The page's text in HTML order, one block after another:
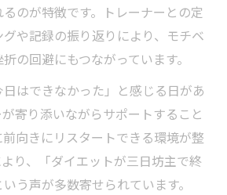
のが特徴です。トレーナーとの定
や記録の振り返りにより、モチベ
の回避にもつながっています。
はできなかった」と感じる日があ
寄り添いながらサポートすること
向きにリスタートできる環境が整
り、「ダイエットが三日坊主で終
う声が多数寄せられています。